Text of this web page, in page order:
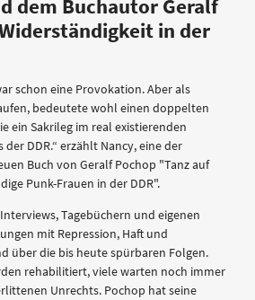
dem Buchautor Geralf
in der
schon eine Provokation. Aber als
bedeutete wohl einen doppelten
ein Sakrileg im real existierenden
DDR.“ erzählt Nancy, eine der
Buch von Geralf Pochop "Tanz auf
Punk-Frauen in der DDR".
Tagebüchern und eigenen
mit Repression, Haft und
über die bis heute spürbaren Folgen.
rehabilitiert, viele warten noch immer
Unrechts. Pochop hat seine